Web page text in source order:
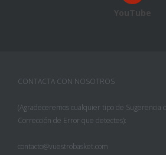
YouTube
CONTACTA CON NOSOTROS
(Agradeceremos cualquier tipo de Sugerencia
Corrección de Error que detectes):
contacto@vuestrobasket.com